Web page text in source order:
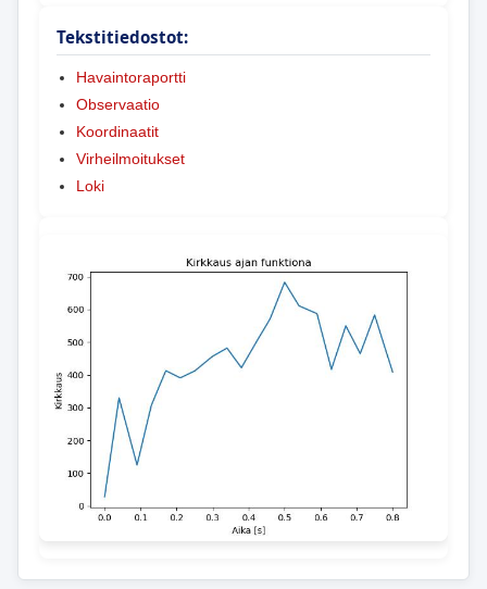
Tekstitiedostot:
Havaintoraportti
Observaatio
Koordinaatit
Virheilmoitukset
Loki